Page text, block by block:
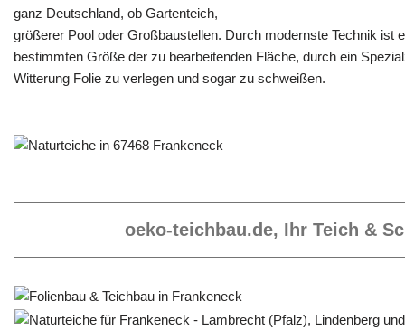
ganz Deutschland, ob Gartenteich,
größerer Pool oder Großbaustellen. Durch modernste Technik ist
bestimmten Größe der zu bearbeitenden Fläche, durch ein
Witterung Folie zu verlegen und sogar zu schweißen.
oeko-teichbau.de, Ihr Teich &